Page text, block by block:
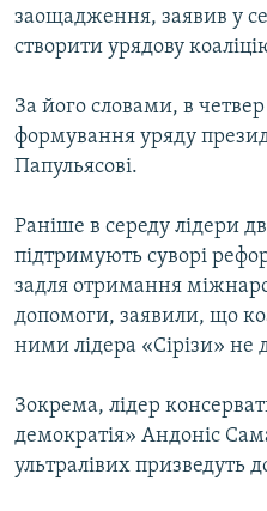
СВІТ
ПРИАЗОВ’Я
КИТАЙ.ВИКЛИКИ
МУЛЬТИМЕДІА
ФОТО
ПОДКАСТИ
КРИМ РЕАЛІЇ
РУС
КТАТ
ДОЛУЧАЙСЯ!
заощадження, заявив у
створити урядову
За його словами, в
формування уряду
Папульясові.
Раніше в середу лідери
підтримують суворі
задля отримання
допомоги, заявили, що
ними лідера «Сірізи» не
Зокрема, лідер
демократія» Андоніс
ультралівих призведуть